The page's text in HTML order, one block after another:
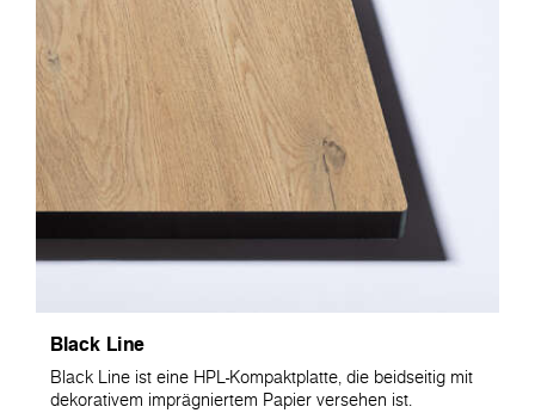
Black Line
Black Line ist eine HPL-Kompaktplatte, die beidseitig mit
dekorativem imprägniertem Papier versehen ist.